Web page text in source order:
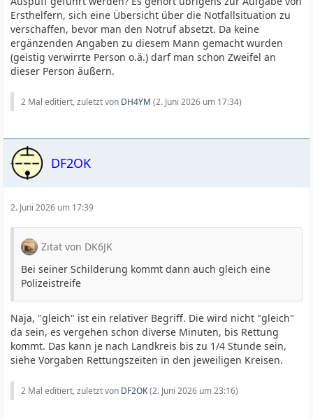
Ersthelfern, sich eine Übersicht über die Notfallsituation zu
verschaffen, bevor man den Notruf absetzt. Da keine
ergänzenden Angaben zu diesem Mann gemacht wurden
(geistig verwirrte Person o.ä.) darf man schon Zweifel an
dieser Person äußern.
2 Mal editiert, zuletzt von DH4YM (2. Juni 2026 um 17:34)
DF2OK
2. Juni 2026 um 17:39
Zitat von DK6JK
Bei seiner Schilderung kommt dann auch gleich eine
Polizeistreife
Naja, "gleich" ist ein relativer Begriff. Die wird nicht "gleich"
da sein, es vergehen schon diverse Minuten, bis Rettung
kommt. Das kann je nach Landkreis bis zu 1/4 Stunde sein,
siehe Vorgaben Rettungszeiten in den jeweiligen Kreisen.
2 Mal editiert, zuletzt von DF2OK(2. Juni 2026 um 23:16)